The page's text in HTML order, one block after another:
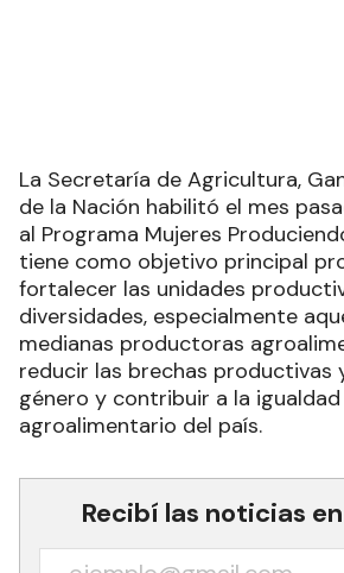
La Secretaría de Agricultura,
de la Nación habilitó el mes
al Programa Mujeres
tiene como objetivo principal
fortalecer las unidades
diversidades, especialmente
medianas productoras
reducir las brechas productivas
género y contribuir a la
agroalimentario del país.
Recibí las noticias